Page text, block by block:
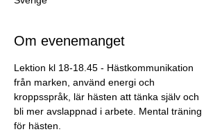
Om evenemanget
Lektion kl 18-18.45 - Hästkommunikation
från marken, använd energi och
kroppsspråk, lär hästen att tänka själv och
bli mer avslappnad i arbete. Mental träning
för hästen.